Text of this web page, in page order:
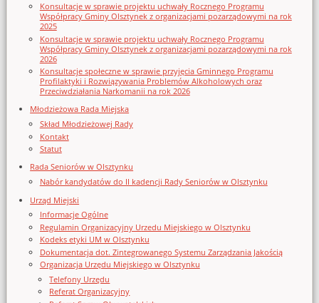
Konsultacje w sprawie projektu uchwały Rocznego Programu
Współpracy Gminy Olsztynek z organizacjami pozarządowymi na rok
2025
Konsultacje w sprawie projektu uchwały Rocznego Programu
Współpracy Gminy Olsztynek z organizacjami pozarządowymi na rok
2026
Konsultacje społeczne w sprawie przyjęcia Gminnego Programu
Profilaktyki i Rozwiązywania Problemów Alkoholowych oraz
Przeciwdziałania Narkomanii na rok 2026
Młodzieżowa Rada Miejska
Skład Młodzieżowej Rady
Kontakt
Statut
Rada Seniorów w Olsztynku
Nabór kandydatów do II kadencji Rady Seniorów w Olsztynku
Urząd Miejski
Informacje Ogólne
Regulamin Organizacyjny Urzedu Miejskiego w Olsztynku
Kodeks etyki UM w Olsztynku
Dokumentacja dot. Zintegrowanego Systemu Zarządzania Jakością
Organizacja Urzędu Miejskiego w Olsztynku
Telefony Urzędu
Referat Organizacyjny